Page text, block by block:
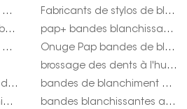
bandes de blanchiment des dents Pap pour les États-Unis Onuge
Fabricants de stylos de blanchiment des dents onuge fruité
échantillons gratuits de bandes blanchissantes
pap+ bandes blanchissantes de qualité supérieure
bandes de blanchiment des dents à l'huile d'arbre à thé
Onuge Pap bandes de blanchiment des dents pour le Royaume-Uni
brossage des dents à l'huile d'arbre à thé
Bandes de blanchiment des dents au sel de la Mer Morte
bandes de blanchiment des dents sans cruauté envers les animaux
pap+ bandes de blanchiment des dents avis onuge
bandes blanchissantes au charbon